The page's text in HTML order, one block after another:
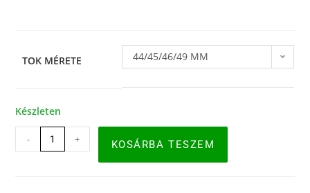
TOK MÉRETE 44/45/46/49 MM
Készleten
- + KOSÁRBA TESZEM